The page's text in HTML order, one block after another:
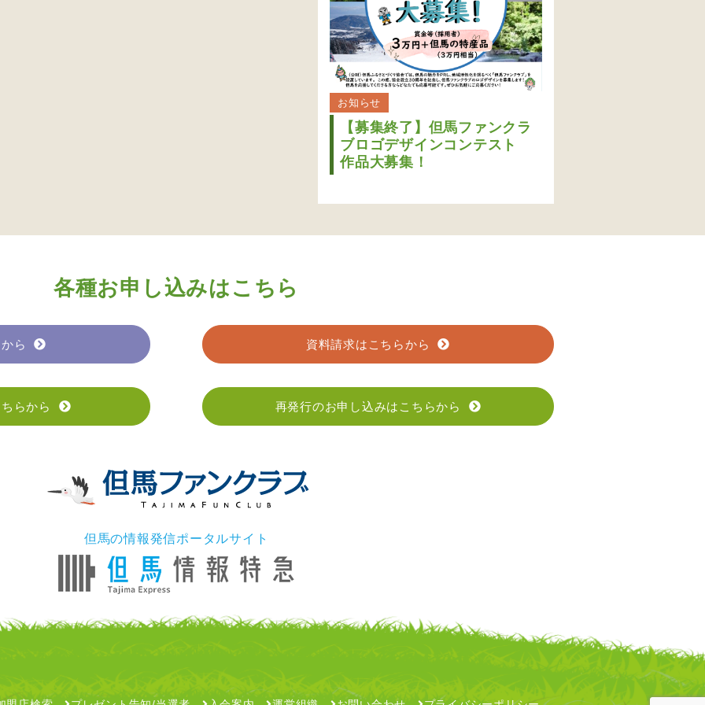
お知らせ
【募集終了】但馬ファンクラ
ブロゴデザインコンテスト
作品大募集！
各種お申し込みはこちら
ら 資料請求はこちらから
らから 再発行のお申し込みはこちらから
但馬の情報発信ポータルサイト